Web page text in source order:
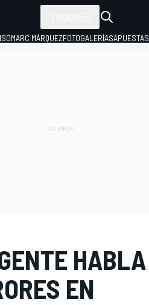
MARC MÁRQUEZFOTOGALERÍASAPUESTAS
HABLA
EN